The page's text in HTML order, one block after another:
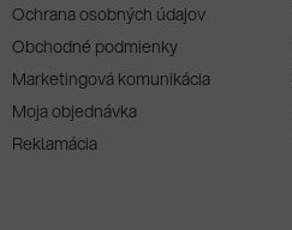
Ochrana osobných údajov
Obchodné podmienky
Marketingová komunikácia
Moja objednávka
Reklamácia